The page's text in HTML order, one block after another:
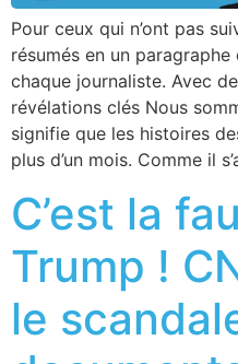
Pour ceux qui n’ont pas
résumés en un
chaque journaliste. Avec
révélations clés Nous
signifie que les histoires
plus d’un mois. Comme il
C’est la
Trump !
le